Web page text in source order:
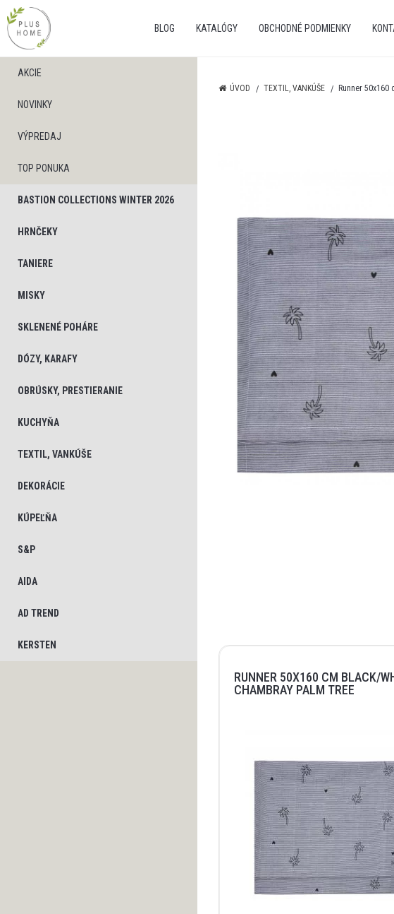
BLOG KATALÓGY OBCHODNÉ PODMIENKY
AKCIE
NOVINKY
VÝPREDAJ
TOP PONUKA
BASTION COLLECTIONS WINTER 2026
HRNČEKY
TANIERE
MISKY
SKLENENÉ POHÁRE
DÓZY, KARAFY
OBRÚSKY, PRESTIERANIE
KUCHYŇA
TEXTIL, VANKÚŠE
DEKORÁCIE
KÚPEĽŇA
S&P
AIDA
AD TREND
KERSTEN
ÚVOD TEXTIL, VANKÚŠE Runner 50x160
RUNNER 50X160 CM BLACK/
CHAMBRAY PALM TREE